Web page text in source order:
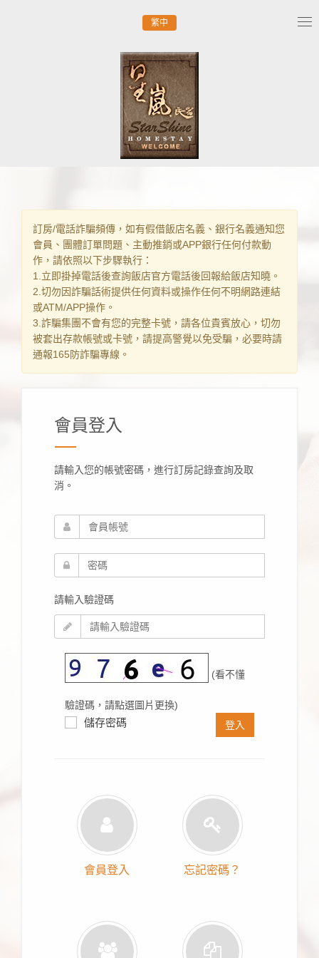
繁中
訂房/電話詐騙頻傳，如有假借飯店名義、銀行名義通知您
會員、團體訂單問題、主動推銷或APP銀行任何付款動
作，請依照以下步驟執行：
1.立即掛掉電話後查詢飯店官方電話後回報給飯店知曉。
2.切勿因詐騙話術提供任何資料或操作任何不明網路連結
或ATM/APP操作。
3.詐騙集團不會有您的完整卡號，請各位貴賓放心，切勿
被套出存款帳號或卡號，請提高警覺以免受騙，必要時請
通報165防詐騙專線。
會員登入
請輸入您的帳號密碼，進行訂房記錄查詢及取
消。
請輸入驗證碼
(看不懂
驗證碼，請點選圖片更換)
儲存密碼 登入
會員登入 忘記密碼？